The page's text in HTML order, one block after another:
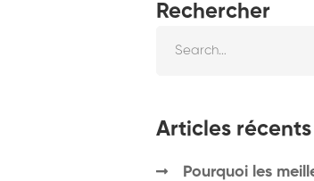
Rechercher
Articles récents
Pourquoi les